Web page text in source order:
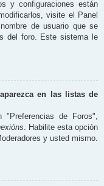
y configuraciones están
visite el Panel
de usuario que se
del foro. Este sistema le
en las listas de
de Foros",
. Habilite esta opción
y usted mismo.